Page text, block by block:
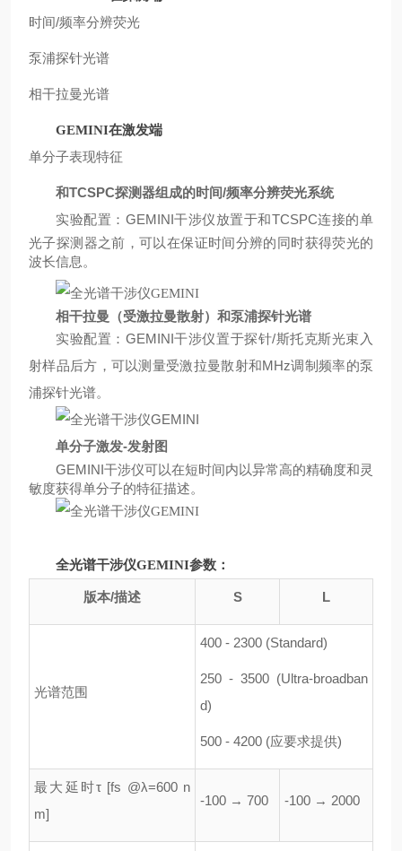
时间/频率分辨荧光
泵浦探针光谱
相干拉曼光谱
GEMINI在激发端
单分子表现特征
和TCSPC探测器组成的时间/频率分辨荧光系统
实验配置： GEMINI干涉仪放置于和TCSPC连接的单
光子探测器之前，可以在保证时间分辨的同时获得荧光的
波长信息 。
相干拉曼（受激拉曼散射）和泵浦探针光谱
实验配置： GEMINI干涉仪置于探针/斯托克斯光束入
射样品后方，可以测量受激拉曼散射和MHz调制频率的泵
浦探针光谱。
单分子激发-发射图
GEMINI干涉仪可以在短时间内以异常高的精确度和灵
敏度获得单分子的特征描述。
全光谱干涉仪GEMINI参数：
版本/描述 S L
光谱范围
400 - 2300 (Standard)
250 - 3500 (Ultra-broadban
d)
500 - 4200 (应要求提供)
最大延时τ [fs @λ=600 n
m]
-100 → 700 -100 → 2000